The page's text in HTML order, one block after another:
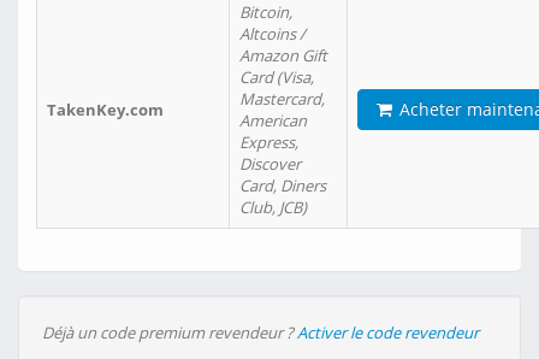
TakenKey.com
Bitcoin,
Altcoins /
Amazon Gift
Card (Visa,
Mastercard,
American
Express,
Discover
Card, Diners
Club, JCB)
Acheter
Déjà un code premium revendeur ?Activer le code revendeur